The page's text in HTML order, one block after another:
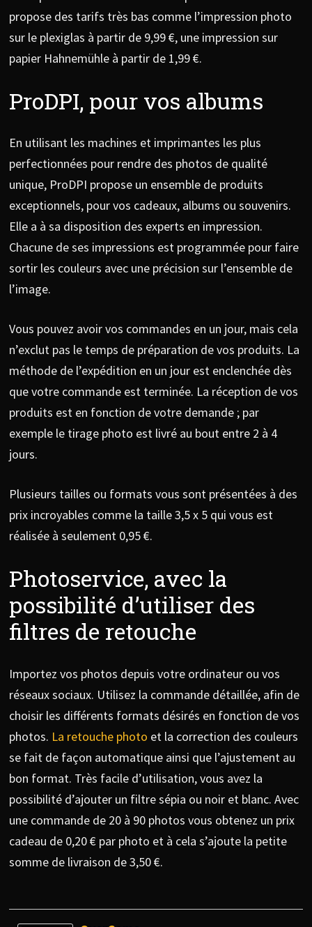
propose des tarifs très bas comme l’impression photo
sur le plexiglas à partir de 9,99 €, une impression sur
papier Hahnemühle à partir de 1,99 €.
ProDPI, pour vos albums
En utilisant les machines et imprimantes les plus
perfectionnées pour rendre des photos de qualité
unique, ProDPI propose un ensemble de produits
exceptionnels, pour vos cadeaux, albums ou souvenirs.
Elle a à sa disposition des experts en impression.
Chacune de ses impressions est programmée pour faire
sortir les couleurs avec une précision sur l’ensemble de
l’image.
Vous pouvez avoir vos commandes en un jour, mais cela
n’exclut pas le temps de préparation de vos produits. La
méthode de l’expédition en un jour est enclenchée dès
que votre commande est terminée. La réception de vos
produits est en fonction de votre demande ; par
exemple le tirage photo est livré au bout entre 2 à 4
jours.
Plusieurs tailles ou formats vous sont présentées à des
prix incroyables comme la taille 3,5 x 5 qui vous est
réalisée à seulement 0,95 €.
Photoservice, avec la
possibilité d’utiliser des
filtres de retouche
Importez vos photos depuis votre ordinateur ou vos
réseaux sociaux. Utilisez la commande détaillée, afin de
choisir les différents formats désirés en fonction de vos
photos. La retouche photo et la correction des couleurs
se fait de façon automatique ainsi que l’ajustement au
bon format. Très facile d’utilisation, vous avez la
possibilité d’ajouter un filtre sépia ou noir et blanc. Avec
une commande de 20 à 90 photos vous obtenez un prix
cadeau de 0,20 € par photo et à cela s’ajoute la petite
somme de livraison de 3,50 €.